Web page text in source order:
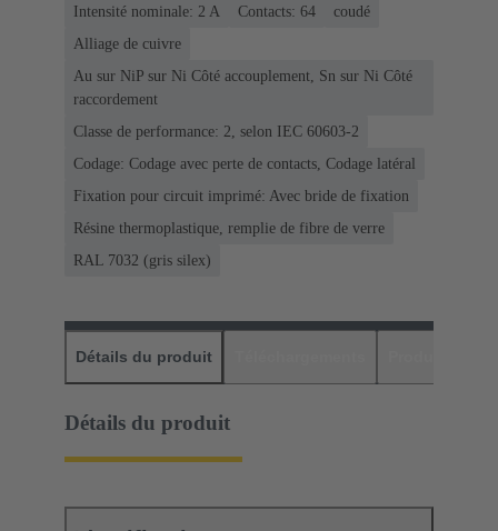
Intensité nominale: ‌2 A
Contacts: 64
coudé
Alliage de cuivre
Au sur NiP sur Ni Côté accouplement, Sn sur Ni Côté
raccordement
Classe de performance: 2, selon IEC 60603-2
Codage: Codage avec perte de contacts, Codage latéral
Fixation pour circuit imprimé: Avec bride de fixation
Résine thermoplastique, remplie de fibre de verre
RAL 7032 (gris silex)
Détails du produit
Détails du produit